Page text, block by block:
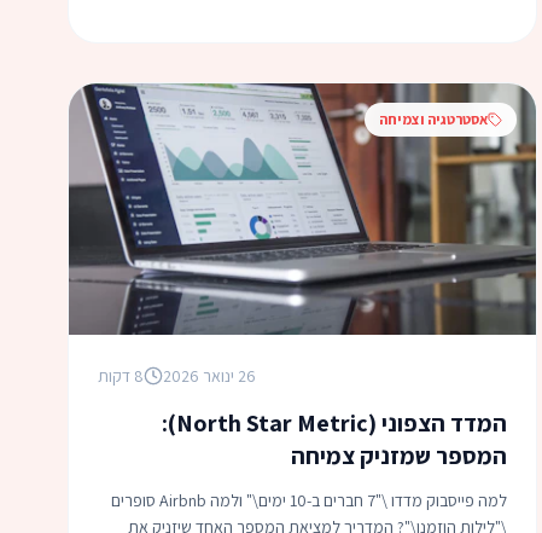
אסטרטגיה וצמיחה
26 ינואר 2026 8 דקות
המדד הצפוני (North Star Metric):
המספר שמזניק צמיחה
למה פייסבוק מדדו \"7 חברים ב-10 ימים\" ולמה Airbnb סופרים
\"לילות הוזמנו\"? המדריך למציאת המספר האחד שיזניק את